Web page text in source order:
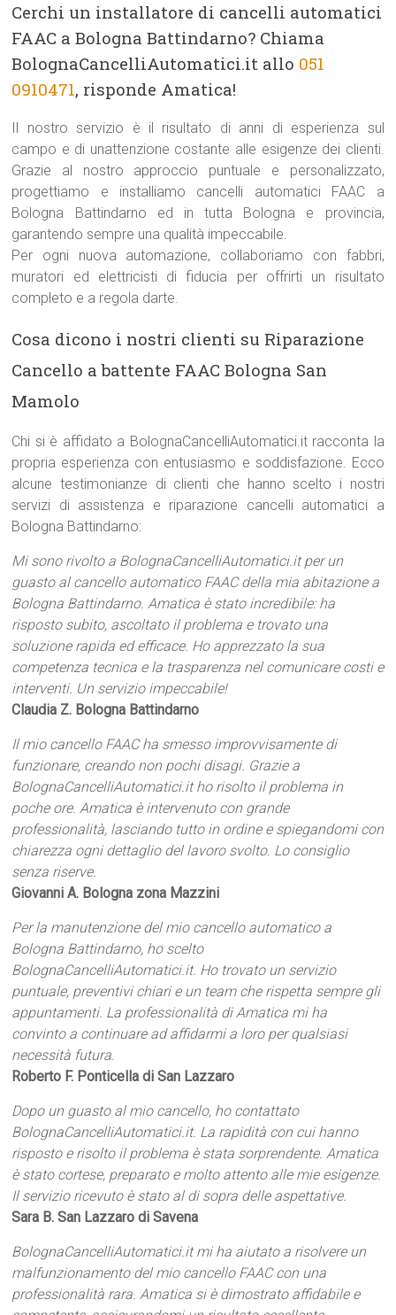
Cerchi un installatore di cancelli automatici
FAAC a Bologna Battindarno? Chiama
BolognaCancelliAutomatici.it allo 051
0910471, risponde Amatica!
Il nostro servizio è il risultato di anni di esperienza sul
campo e di unattenzione costante alle esigenze dei clienti.
Grazie al nostro approccio puntuale e personalizzato,
progettiamo e installiamo cancelli automatici FAAC a
Bologna Battindarno ed in tutta Bologna e provincia,
garantendo sempre una qualità impeccabile.
Per ogni nuova automazione, collaboriamo con fabbri,
muratori ed elettricisti di fiducia per offrirti un risultato
completo e a regola darte.
Cosa dicono i nostri clienti su Riparazione
Cancello a battente FAAC Bologna San
Mamolo
Chi si è affidato a BolognaCancelliAutomatici.it racconta la
propria esperienza con entusiasmo e soddisfazione. Ecco
alcune testimonianze di clienti che hanno scelto i nostri
servizi di assistenza e riparazione cancelli automatici a
Bologna Battindarno:
Mi sono rivolto a BolognaCancelliAutomatici.it per un
guasto al cancello automatico FAAC della mia abitazione a
Bologna Battindarno. Amatica è stato incredibile: ha
risposto subito, ascoltato il problema e trovato una
soluzione rapida ed efficace. Ho apprezzato la sua
competenza tecnica e la trasparenza nel comunicare costi e
interventi. Un servizio impeccabile!
Claudia Z. Bologna Battindarno
Il mio cancello FAAC ha smesso improvvisamente di
funzionare, creando non pochi disagi. Grazie a
BolognaCancelliAutomatici.it ho risolto il problema in
poche ore. Amatica è intervenuto con grande
professionalità, lasciando tutto in ordine e spiegandomi con
chiarezza ogni dettaglio del lavoro svolto. Lo consiglio
senza riserve.
Giovanni A. Bologna zona Mazzini
Per la manutenzione del mio cancello automatico a
Bologna Battindarno, ho scelto
BolognaCancelliAutomatici.it. Ho trovato un servizio
puntuale, preventivi chiari e un team che rispetta sempre gli
appuntamenti. La professionalità di Amatica mi ha
convinto a continuare ad affidarmi a loro per qualsiasi
necessità futura.
Roberto F. Ponticella di San Lazzaro
Dopo un guasto al mio cancello, ho contattato
BolognaCancelliAutomatici.it. La rapidità con cui hanno
risposto e risolto il problema è stata sorprendente. Amatica
è stato cortese, preparato e molto attento alle mie esigenze.
Il servizio ricevuto è stato al di sopra delle aspettative.
Sara B. San Lazzaro di Savena
BolognaCancelliAutomatici.it mi ha aiutato a risolvere un
malfunzionamento del mio cancello FAAC con una
professionalità rara. Amatica si è dimostrato affidabile e